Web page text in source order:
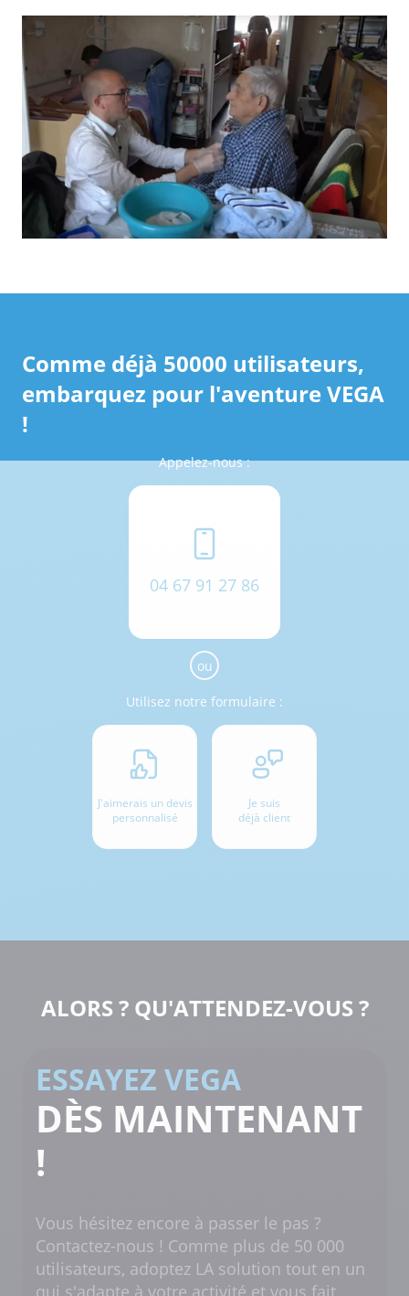
Comme déjà 50000 utilisateurs,
embarquez pour l'aventure VEGA
!
Appelez-nous :
04 67 91 27 86
ou
Utilisez notre formulaire :
J'aimerais un devis
personnalisé
Je suis
déjà client
ALORS ? QU'ATTENDEZ-VOUS ?
ESSAYEZ VEGA
DÈS MAINTENANT
!
Vous hésitez encore à passer le pas ?
Contactez-nous ! Comme plus de 50 000
utilisateurs, adoptez LA solution tout en un
qui s'adapte à votre activité et vous fait